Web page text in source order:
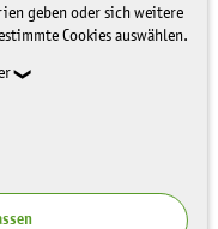
geben oder sich weitere
Cookies auswählen.